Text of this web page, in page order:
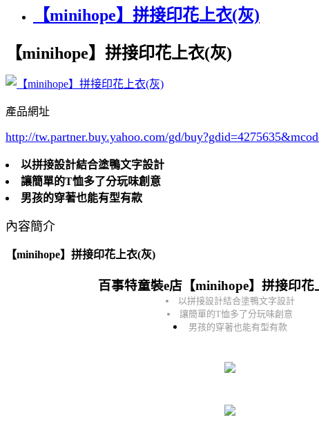
【minihope】拼接印花上衣(灰)
【minihope】拼接印花上衣(灰)
產品網址
http://tw.partner.buy.yahoo.com/gd/buy?gdid=4275635
以拼接設計結合塗鴨文字設計
讓簡單的T恤多了分玩味創意
男孩的穿著也能有型有款
內容簡介
【minihope】拼接印花上衣(灰)
百事特童裝e店【minihope】拼接印花
以拼接設計結合塗鴨文字設計
讓簡單的T恤多了分玩味創意
男孩的穿著也能有型有款